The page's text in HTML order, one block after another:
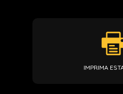
IMPRIMA